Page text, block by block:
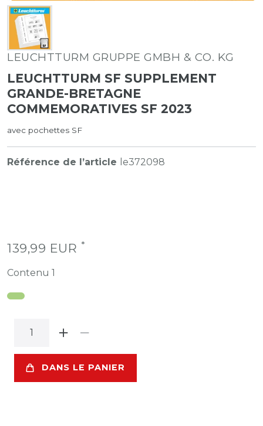
LEUCHTTURM GRUPPE GMBH & CO. KG
LEUCHTTURM SF SUPPLEMENT
GRANDE-BRETAGNE
COMMEMORATIVES SF 2023
avec pochettes SF
Référence de l’article le372098
139,99 EUR *
Contenu 1
DANS LE PANIER